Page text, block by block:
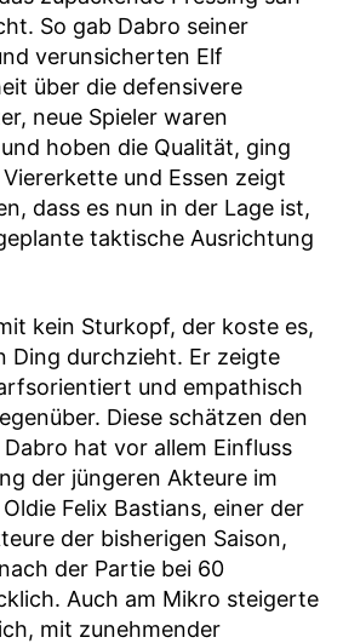
So gab Dabro seiner
verunsicherten Elf
über die defensivere
neue Spieler waren
hoben die Qualität, ging
und Essen zeigt
dass es nun in der Lage ist,
taktische Ausrichtung
kein Sturkopf, der koste es,
Ding durchzieht. Er zeigte
und empathisch
Diese schätzen den
hat vor allem Einfluss
der jüngeren Akteure im
Felix Bastians, einer der
der bisherigen Saison,
der Partie bei 60
Auch am Mikro steigerte
mit zunehmender